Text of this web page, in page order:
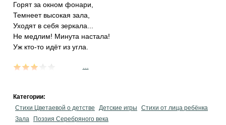
Горят за окном фонари,
Темнеет высокая зала,
Уходят в себя зеркала...
Не медлим! Минута настала!
Уж кто-то идёт из угла.
Категории:
Стихи Цветаевой о детстве
Детские игры
Стихи от лица ребёнка
Зала
Поэзия Серебряного века